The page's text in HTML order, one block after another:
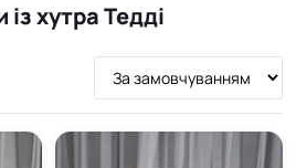
із хутра Тедді
Сортування